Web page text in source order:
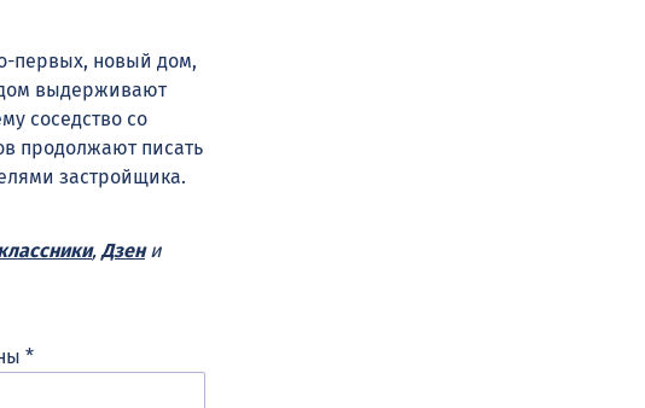
первых, новый дом,
выдерживают
соседство со
продолжают писать
застройщика.
, Дзени
*